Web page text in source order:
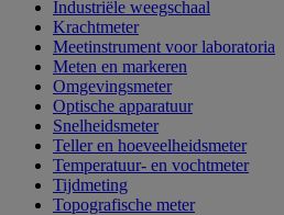
Industriële weegschaal
Krachtmeter
Meetinstrument voor laboratoria
Meten en markeren
Omgevingsmeter
Optische apparatuur
Snelheidsmeter
Teller en hoeveelheidsmeter
Temperatuur- en vochtmeter
Tijdmeting
Topografische meter